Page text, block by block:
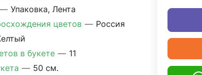
— Упаковка, Лента
цветов — Россия
в букете — 11
— 50 см.